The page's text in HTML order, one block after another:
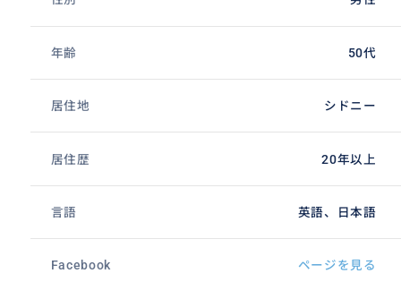
年齢 50代
居住地 シドニー
居住歴 20年以上
言語 英語、日本語
Facebook ページを見る